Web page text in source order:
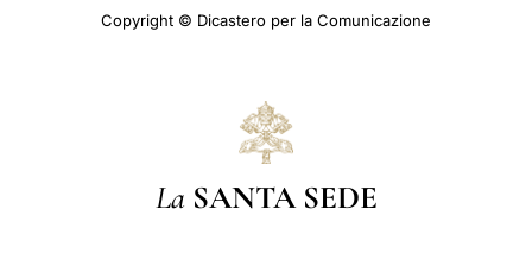
Copyright © Dicastero per la Comunicazione
La SANTA SEDE